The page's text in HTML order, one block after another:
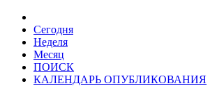
Сегодня
Неделя
Месяц
ПОИСК
КАЛЕНДАРЬ ОПУБЛИКОВАНИЯ